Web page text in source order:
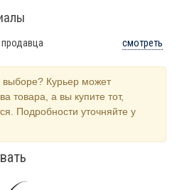
продавца смотреть
Курьер может
товара, а вы купите тот,
Подробности уточняйте у